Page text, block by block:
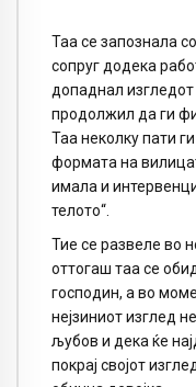
Таа се запознала
сопруг додека
допаднал
продолжил да ги
Таа неколку пати
формата на
имала и
телото“.
Тие се развеле во
оттогаш таа се
господин, а во
нејзиниот изглед
љубов и дека ќе
покрај својот